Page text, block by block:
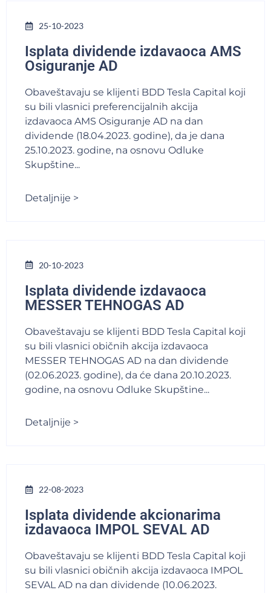
25-10-2023
Isplata dividende izdavaoca AMS
Osiguranje AD
Obaveštavaju se klijenti BDD Tesla Capital koji
su bili vlasnici preferencijalnih akcija
izdavaoca AMS Osiguranje AD na dan
dividende (18.04.2023. godine), da je dana
25.10.2023. godine, na osnovu Odluke
Skupštine...
Detaljnije >
20-10-2023
Isplata dividende izdavaoca
MESSER TEHNOGAS AD
Obaveštavaju se klijenti BDD Tesla Capital koji
su bili vlasnici običnih akcija izdavaoca
MESSER TEHNOGAS AD na dan dividende
(02.06.2023. godine), da će dana 20.10.2023.
godine, na osnovu Odluke Skupštine...
Detaljnije >
22-08-2023
Isplata dividende akcionarima
izdavaoca IMPOL SEVAL AD
Obaveštavaju se klijenti BDD Tesla Capital koji
su bili vlasnici običnih akcija izdavaoca IMPOL
SEVAL AD na dan dividende (10.06.2023.